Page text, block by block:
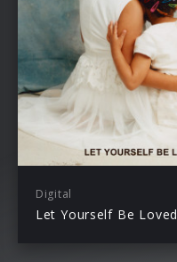
Digital
Let Yourself Be Loved